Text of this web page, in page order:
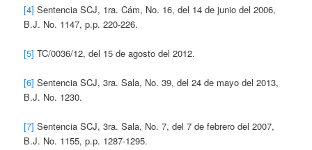
[4] Sentencia SCJ, 1ra. Cám, No. 16, del 14 de junio del 2006,
B.J. No. 1147, p.p. 220-226.
[5] TC/0036/12, del 15 de agosto del 2012.
[6] Sentencia SCJ, 3ra. Sala, No. 39, del 24 de mayo del 2013,
B.J. No. 1230.
[7] Sentencia SCJ, 3ra. Sala, No. 7, del 7 de febrero del 2007,
B.J. No. 1155, p.p. 1287-1295.